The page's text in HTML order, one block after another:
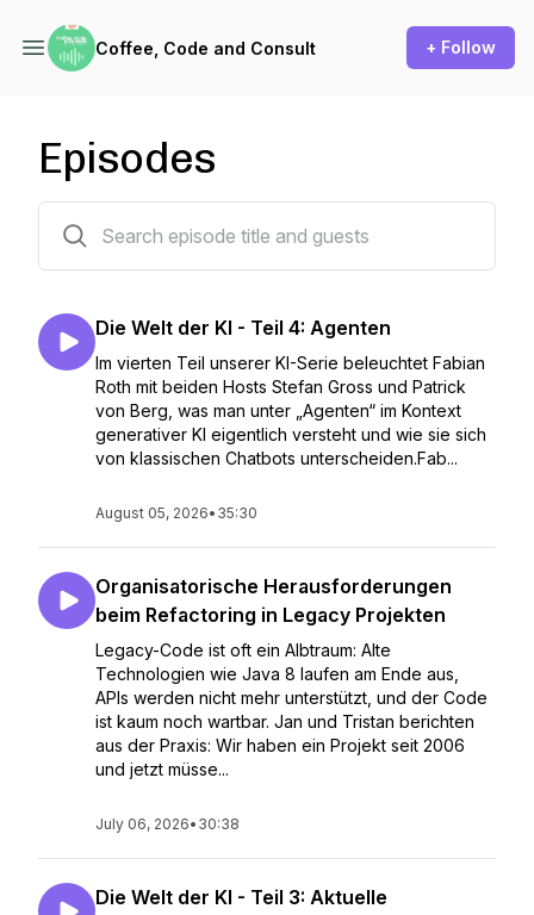
Coffee, Code and Consult + Follow
Episodes
Die Welt der KI - Teil 4: Agenten
Im vierten Teil unserer KI-Serie beleuchtet Fabian
Roth mit beiden Hosts Stefan Gross und Patrick
von Berg, was man unter „Agenten“ im Kontext
generativer KI eigentlich versteht und wie sie sich
von klassischen Chatbots unterscheiden.Fab...
August 05, 2026• 35:30
Organisatorische Herausforderungen
beim Refactoring in Legacy Projekten
Legacy-Code ist oft ein Albtraum: Alte
Technologien wie Java 8 laufen am Ende aus,
APIs werden nicht mehr unterstützt, und der Code
ist kaum noch wartbar. Jan und Tristan berichten
aus der Praxis: Wir haben ein Projekt seit 2006
und jetzt müsse...
July 06, 2026• 30:38
Die Welt der KI - Teil 3: Aktuelle